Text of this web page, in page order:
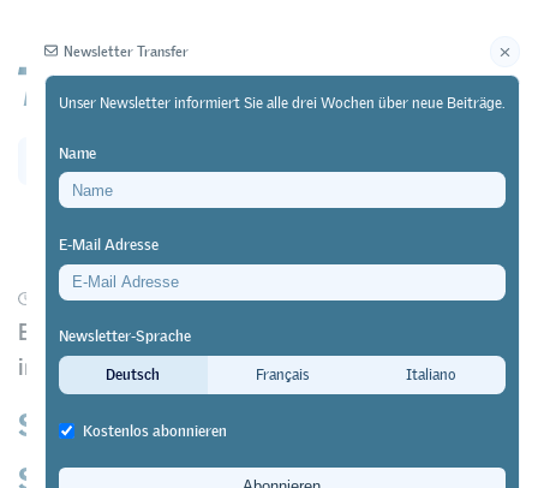
08/04/25 Forschung https://doi.org/10.64829/12741
Empower Peers 4 Careers – ein Präventionsprojekt
in der beruflichen Orientierung
So können sich Schülerinnen und
Schüler bei der Berufswahl helfen
Newsletter Transfer
Unser Newsletter informiert Sie alle drei Wochen über neue Beiträge.
Name
E-Mail Adresse
Newsletter-Sprache
Deutsch
Français Italiano
Kostenlos abonnieren